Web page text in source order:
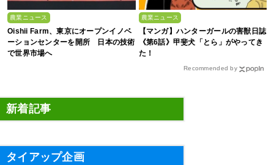
農業ニュース
Oishii Farm、東京にオープンイノベ
ーションセンターを開所 日本の技術
で世界市場へ
農業ニュース
【マンガ】ハンターガールの害獣日誌
《第6話》甲斐犬「とら」がやってき
た！
Recommended by
新着記事
タイアップ企画